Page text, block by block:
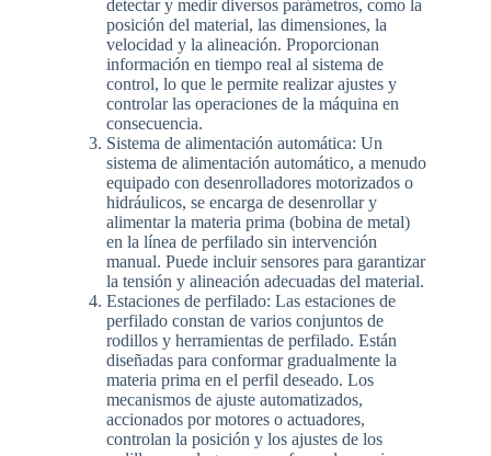
detectar y medir diversos parámetros, como la
posición del material, las dimensiones, la
velocidad y la alineación. Proporcionan
información en tiempo real al sistema de
control, lo que le permite realizar ajustes y
controlar las operaciones de la máquina en
consecuencia.
Sistema de alimentación automática: Un
sistema de alimentación automático, a menudo
equipado con desenrolladores motorizados o
hidráulicos, se encarga de desenrollar y
alimentar la materia prima (bobina de metal)
en la línea de perfilado sin intervención
manual. Puede incluir sensores para garantizar
la tensión y alineación adecuadas del material.
Estaciones de perfilado: Las estaciones de
perfilado constan de varios conjuntos de
rodillos y herramientas de perfilado. Están
diseñadas para conformar gradualmente la
materia prima en el perfil deseado. Los
mecanismos de ajuste automatizados,
accionados por motores o actuadores,
controlan la posición y los ajustes de los